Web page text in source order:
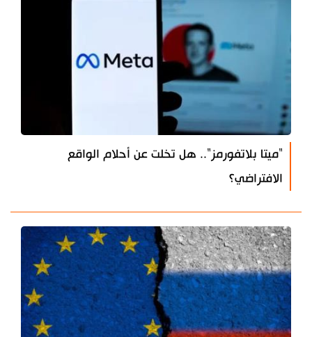
"ميتا بلاتفورمز".. هل تخلت عن أحلام الواقع
الافتراضي؟